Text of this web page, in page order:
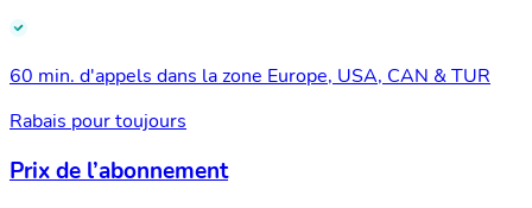
60 min. d'appels dans la zone Europe, USA, CAN & TUR
Rabais pour toujours
Prix de l’abonnement